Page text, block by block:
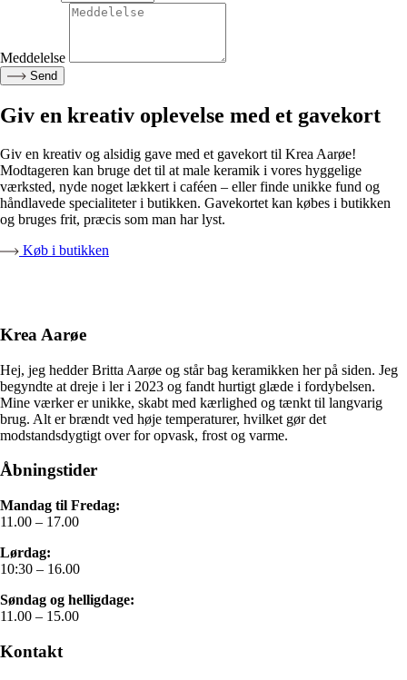
Meddelelse
Send
Giv en kreativ oplevelse med et gavekort
Giv en kreativ og alsidig gave med et gavekort til Krea Aarøe!
Modtageren kan bruge det til at male keramik i vores hyggelige
værksted, nyde noget lækkert i caféen – eller finde unikke fund og
håndlavede specialiteter i butikken. Gavekortet kan købes i butikken
og bruges frit, præcis som man har lyst.
Køb i butikken
Krea Aarøe
Hej, jeg hedder Britta Aarøe og står bag keramikken her på siden. Jeg
begyndte at dreje i ler i 2023 og fandt hurtigt glæde i fordybelsen.
Mine værker er unikke, skabt med kærlighed og tænkt til langvarig
brug. Alt er brændt ved høje temperaturer, hvilket gør det
modstandsdygtigt over for opvask, frost og varme.
Åbningstider
Mandag til Fredag:
11.00 – 17.00
Lørdag:
10:30 – 16.00
Søndag og helligdage:
11.00 – 15.00
Kontakt